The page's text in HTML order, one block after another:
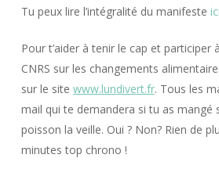
Tu peux lire l’intégralité du manifeste ici
Pour t’aider à tenir le cap et participer
CNRS sur les changements
sur le site www.lundivert.fr. Tous les
mail qui te demandera si tu as mangé
poisson la veille. Oui ? Non? Rien de
minutes top chrono !